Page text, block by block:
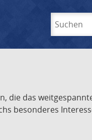
die das
besonderes